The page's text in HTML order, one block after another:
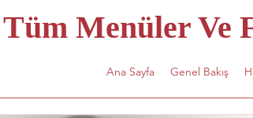
Tüm Menüler Ve
Ana Sayfa Genel Bakış